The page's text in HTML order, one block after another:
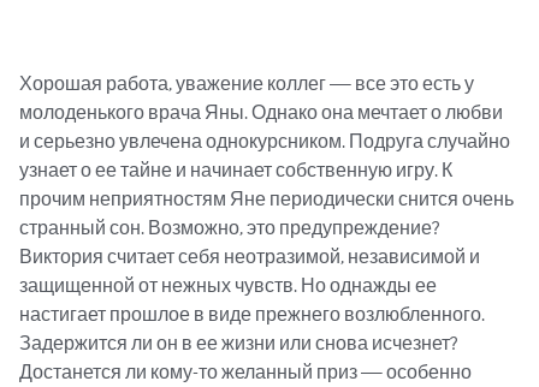
Хорошая работа, уважение коллег — все это есть у
молоденького врача Яны. Однако она мечтает о любви
и серьезно увлечена однокурсником. Подруга случайно
узнает о ее тайне и начинает собственную игру. К
прочим неприятностям Яне периодически снится очень
странный сон. Возможно, это предупреждение?
Виктория считает себя неотразимой, независимой и
защищенной от нежных чувств. Но однажды ее
настигает прошлое в виде прежнего возлюбленного.
Задержится ли он в ее жизни или снова исчезнет?
Достанется ли кому-то желанный приз — особенно